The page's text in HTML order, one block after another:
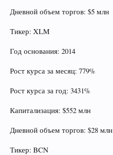
Дневной объем торгов: $5 млн
Тикер: XLM
Год основания: 2014
Рост курса за месяц: 779%
Рост курса за год: 3431%
Капитализация: $552 млн
Дневной объем торгов: $28 млн
Тикер: BCN